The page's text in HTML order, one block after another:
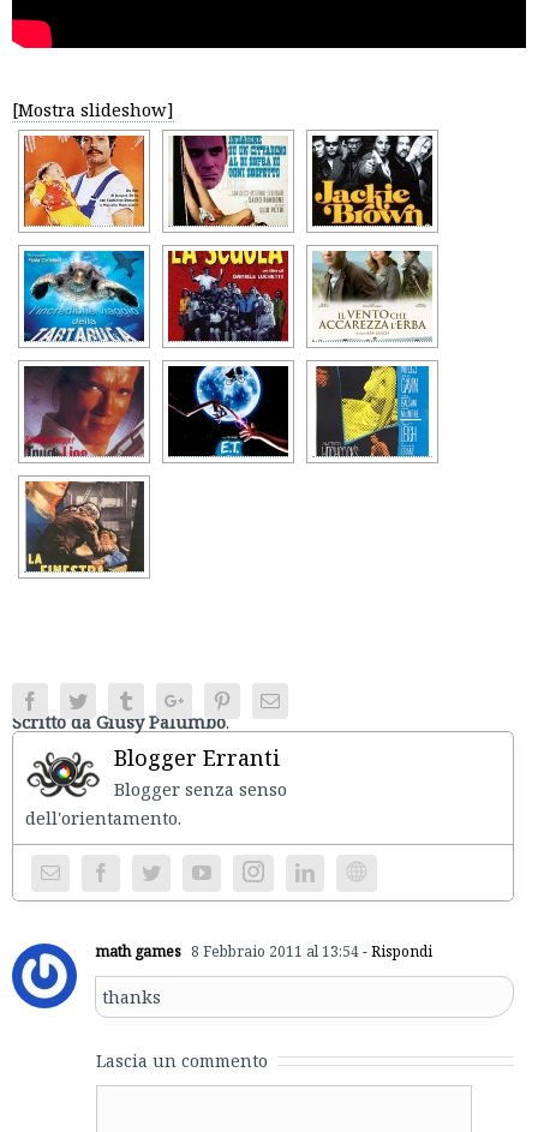
[Mostra slideshow]
Scritto da Giusy Palumbo.
FacebookTwitter TumblrGoogle+PinterestEmail
Blogger Erranti
Blogger senza senso
Instagram Website
math games 8 Febbraio 2011 al 13:54- Rispondi
thanks
Lascia un commento